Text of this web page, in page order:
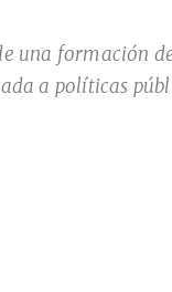
una formación
a políticas